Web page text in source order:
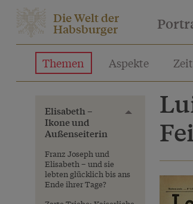
Die Welt der
Habsburger
Themen Aspekte
Elisabeth –
Ikone und
Außenseiterin
Toggle menu
Franz Joseph und
Elisabeth – und sie
lebten glücklich bis ans
Ende ihrer Tage?